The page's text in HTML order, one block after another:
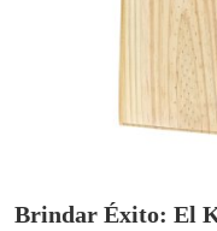
Brindar Éxito: El